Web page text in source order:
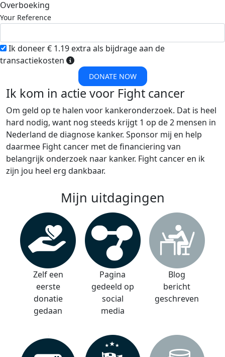
Overboeking
Your Reference
Ik doneer € 1.19 extra als bijdrage aan de
transactiekosten
DONATE NOW
Ik kom in actie voor Fight cancer
Om geld op te halen voor kankeronderzoek. Dat is heel
hard nodig, want nog steeds krijgt 1 op de 2 mensen in
Nederland de diagnose kanker. Sponsor mij en help
daarmee Fight cancer met de financiering van
belangrijk onderzoek naar kanker. Fight cancer en ik
zijn jou heel erg dankbaar.
Mijn uitdagingen
Zelf een
eerste
donatie
gedaan
Pagina
gedeeld op
social
media
Blog
bericht
geschreven